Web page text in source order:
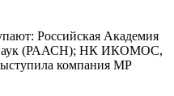
Российская Академия
Наук (РААСН); НК ИКОМОС,
компания МР